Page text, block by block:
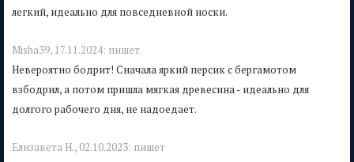
легкий, идеально для повседневной носки.
Misha39, 17.11.2024: пишет
Невероятно бодрит! Сначала яркий персик с бергамотом
взбодрил, а потом пришла мягкая древесина - идеально для
долгого рабочего дня, не надоедает.
Елизавета Н., 02.10.2023: пишет